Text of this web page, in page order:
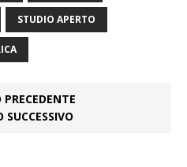
STUDIO APERTO
SUCCESSIVO